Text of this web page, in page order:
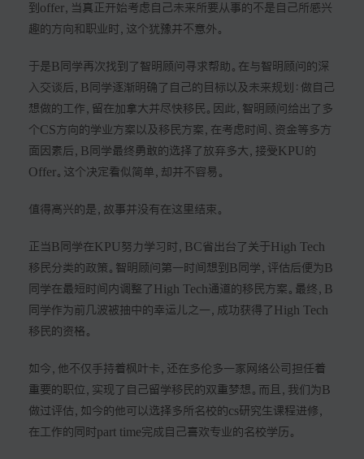
到offer，当真正开始考虑自己未来所要从事的不是自己所感兴
趣的方向和职业时，这个犹豫并不意外。
于是B同学再次找到了智明顾问寻求帮助。在与智明顾问的深
入交谈后，B同学逐渐明确了自己的目标以及未来规划：做自己
想做的工作，留在加拿大并尽快移民。因此，智明顾问给出了多
个CS方向的学业方案以及移民方案，在考虑时间、资金等多方
面因素后，B同学最终勇敢的选择了放弃多大，接受KPU的
Offer。这个决定看似简单，却并不容易。
值得高兴的是，故事并没有在这里结束。
正当B同学在KPU努力学习时，BC省出台了关于High Tech
移民分类的政策。智明顾问第一时间想到B同学，评估后便为B
同学在最短时间内调整了High Tech通道的移民方案。最终，B
同学作为前几波被抽中的幸运儿之一，成功获得了High Tech
移民的资格。
如今，他不仅手持着枫叶卡，还在多伦多一家网络公司担任着
重要的职位，实现了自己留学移民的双重梦想。而且，我们为B
做过评估，如今的他可以选择多所名校的cs研究生课程进修，
在工作的同时part time完成自己喜欢专业的名校学历。